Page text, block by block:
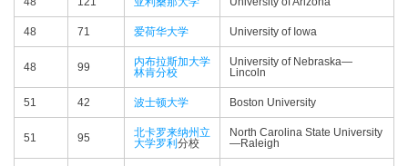
48 71 爱荷华大学 University of Iowa
48 99
内布拉斯加大学
林肯分校
University of Nebraska—​
Lincoln
51 42 波士顿大学 Boston University
51 95
北卡罗来纳州立
大学罗利 分校
North Carolina State University
—​Raleigh